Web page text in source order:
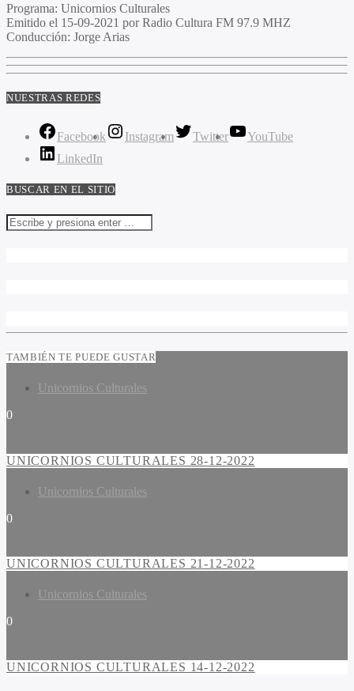
Programa: Unicornios Culturales
Emitido el 15-09-2021 por Radio Cultura FM 97.9 MHZ
Conducción: Jorge Arias
NUESTRAS REDES
Facebook Instagram Twitter
YouTube
LinkedIn
BUSCAR EN EL SITIO
TAMBIÉN TE PUEDE GUSTAR
Unicornios Culturales
0
UNICORNIOS CULTURALES 28-12-2022
Unicornios Culturales
0
UNICORNIOS CULTURALES 21-12-2022
Unicornios Culturales
0
UNICORNIOS CULTURALES 14-12-2022